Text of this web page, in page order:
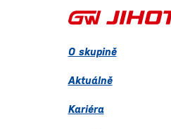
O skupině
Aktuálně
Kariéra